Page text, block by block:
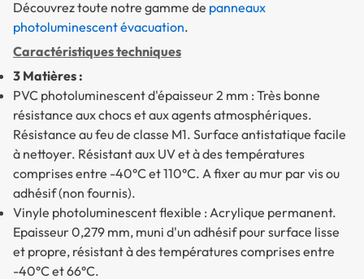
Découvrez toute notre gamme de panneaux
photoluminescent évacuation.
Caractéristiques techniques
3 Matières :
PVC photoluminescent d'épaisseur 2 mm : Très bonne
résistance aux chocs et aux agents atmosphériques.
Résistance au feu de classe M1. Surface antistatique facile
à nettoyer. Résistant aux UV et à des températures
comprises entre -40°C et 110°C. A fixer au mur par vis ou
adhésif (non fournis).
Vinyle photoluminescent flexible : Acrylique permanent.
Epaisseur 0,279 mm, muni d'un adhésif pour surface lisse
et propre, résistant à des températures comprises entre
-40°C et 66°C.